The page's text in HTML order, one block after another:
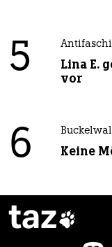
5
Lina E.
vor
6 Keine
taz